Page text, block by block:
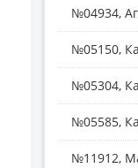
№04934,
№05150,
№05304,
№05585,
№11912,